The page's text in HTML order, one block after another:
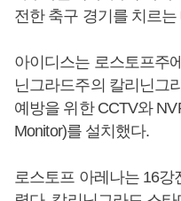
전한 축구 경기를 치르
아이디스는 로스토프주
닌그라드주의 칼리닌그
예방을 위한 CCTV와
Monitor)를 설치했다.
로스토프 아레나는 16